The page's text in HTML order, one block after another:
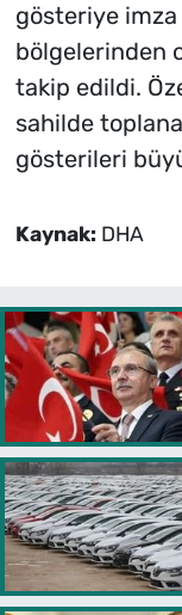
gösteriye imza
bölgelerinden
takip edildi.
sahilde
gösterileri
Kaynak: DHA